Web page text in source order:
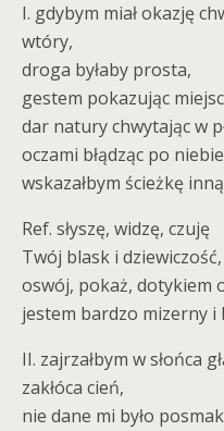
I. gdybym miał okazję
wtóry,
droga byłaby prosta,
gestem pokazując
dar natury chwytając w
oczami błądząc po niebie
wskazałbym ścieżkę inną
Ref. słyszę, widzę, czuję
Twój blask i dziewiczość,
oswój, pokaż, dotykiem
jestem bardzo mizerny i
II. zajrzałbym w słońca
zakłóca cień,
nie dane mi było